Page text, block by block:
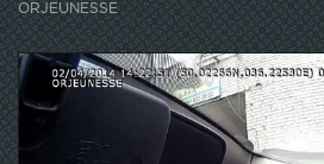
ORJEUNESSE